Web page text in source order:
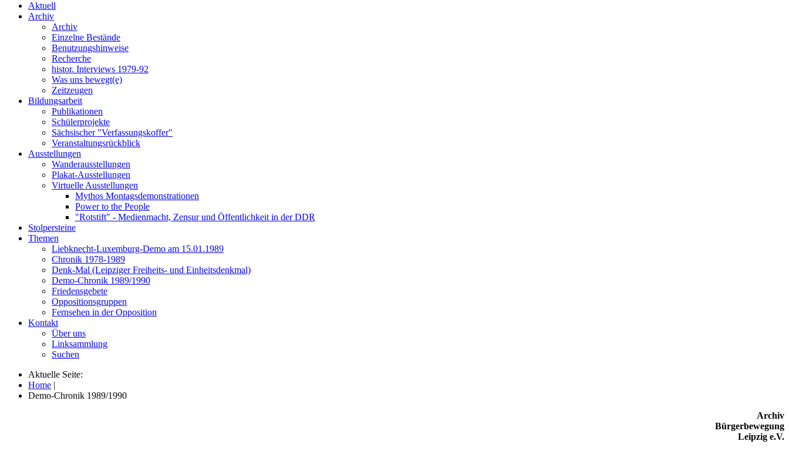
Aktuell
Archiv
Archiv
Einzelne Bestände
Benutzungshinweise
Recherche
histor. Interviews 1979-92
Was uns bewegt(e)
Zeitzeugen
Bildungsarbeit
Publikationen
Schülerprojekte
Sächsischer "Verfassungskoffer"
Veranstaltungsrückblick
Ausstellungen
Wanderausstellungen
Plakat-Ausstellungen
Virtuelle Ausstellungen
Mythos Montagsdemonstrationen
Power to the People
"Rotstift" - Medienmacht, Zensur und Öffentlichkeit in der DDR
Stolpersteine
Themen
Liebknecht-Luxemburg-Demo am 15.01.1989
Chronik 1978-1989
Denk-Mal (Leipziger Freiheits- und Einheitsdenkmal)
Demo-Chronik 1989/1990
Friedensgebete
Oppositionsgruppen
Fernsehen in der Opposition
Kontakt
Über uns
Linksammlung
Suchen
Aktuelle Seite:
Home |
Demo-Chronik 1989/1990
Archiv
Bürgerbewegung
Leipzig e.V.